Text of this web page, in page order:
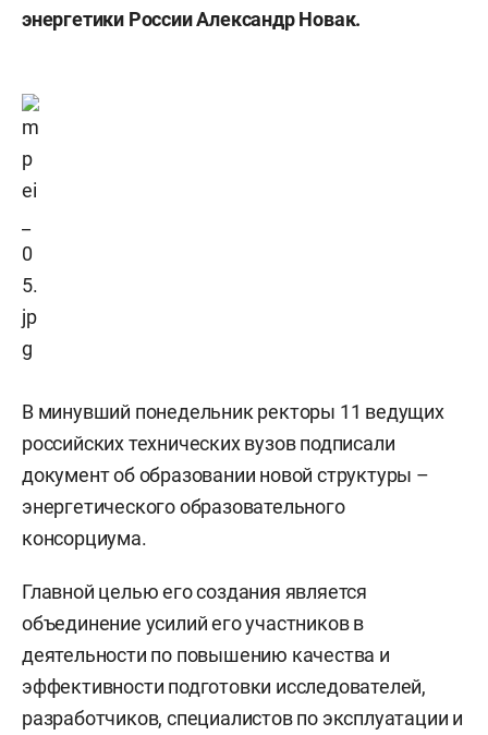
энергетики России Александр Новак.
В минувший понедельник ректоры 11 ведущих
российских технических вузов подписали
документ об образовании новой структуры –
энергетического образовательного
консорциума.
Главной целью его создания является
объединение усилий его участников в
деятельности по повышению качества и
эффективности подготовки исследователей,
разработчиков, специалистов по эксплуатации и